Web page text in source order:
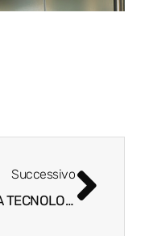
Successivo
NUOVA TECNOLOGIA E UN’UNICA MACCHINA PER BEVANDE CALDE E FREDDE IN ANTEPRIMA MONDIALE DA 12oz